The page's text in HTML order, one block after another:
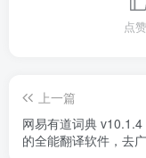
点赞
上一篇
网易有道词典 v10.1.4
的全能翻译软件，去